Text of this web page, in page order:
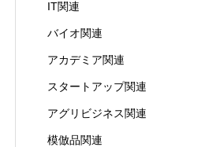
IT関連
バイオ関連
アカデミア関連
スタートアップ関連
アグリビジネス関連
模倣品関連